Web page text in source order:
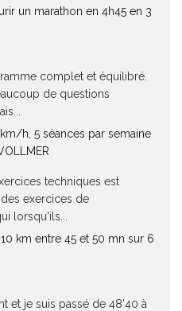
un marathon en 4h45 en 3
complet et équilibré.
de questions
h, 5 séances par semaine
techniques est
exercices de
lorsqu'ils...
km entre 45 et 50 mn sur 6
et je suis passé de 48’40 à